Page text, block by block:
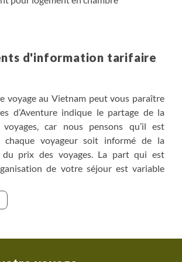
d'information tarifaire
voyage au Vietnam peut vous paraître
d’Aventure indique le partage de la
car nous pensons qu’il est
chaque voyageur soit informé de la
du prix des voyages. La part qui est
de votre séjour est variable
du choix de la compagnie aérienne
rendre à destination, des coûts des
véhicules utilisés, les entrées dans les